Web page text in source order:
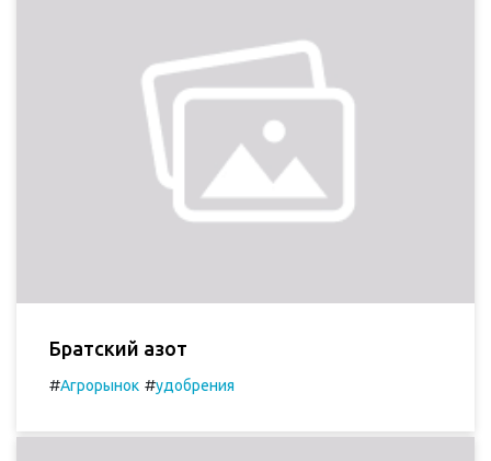
Братский азот
#Агрорынок #удобрения